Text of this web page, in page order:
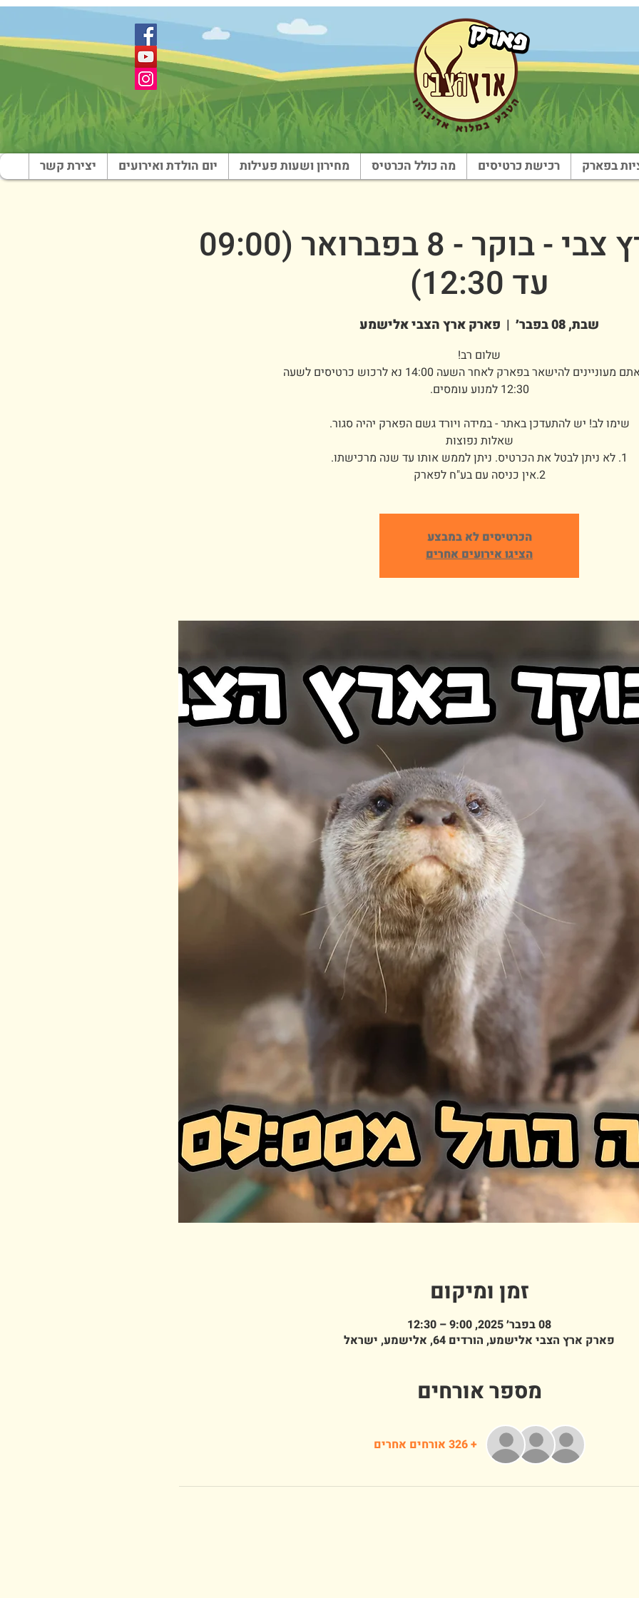
בפארק רכישת כרטיסים מה כולל הכרטיס מחירון ושעות פעילות יום הולדת ואירועים יצירת קשר
שבת בארץ צבי - בוקר - 8 בפברואר (09:00
עד 12:30)
שבת, 08 בפבר׳
  |
פארק ארץ הצבי אלישמע
במידה ואתם מעוניינים להישאר בפארק לאחר השעה 14:00 נא לרכוש כרטיסים לשעה
2.אין כניסה עם בע"ח לפארק
הכרטיסים לא במבצע
הציגו אירועים אחרים
זמן ומיקום
08 בפבר׳ 2025, 9:00 – 12:30
פארק ארץ הצבי אלישמע, הורדים 64, אלישמע, ישראל
מספר אורחים
+ 326 אורחים אחרים